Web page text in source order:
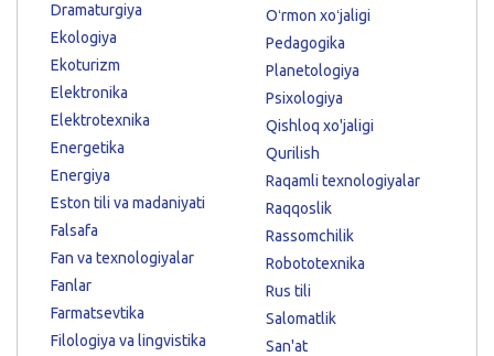
Dramaturgiya
Ekologiya
Ekoturizm
Elektronika
Elektrotexnika
Energetika
Energiya
Eston tili va madaniyati
Falsafa
Fan va texnologiyalar
Fanlar
Farmatsevtika
Filologiya va lingvistika
Oʻrmon xoʻjaligi
Pedagogika
Planetologiya
Psixologiya
Qishloq xo'jaligi
Qurilish
Raqamli texnologiyalar
Raqqoslik
Rassomchilik
Robototexnika
Rus tili
Salomatlik
San'at